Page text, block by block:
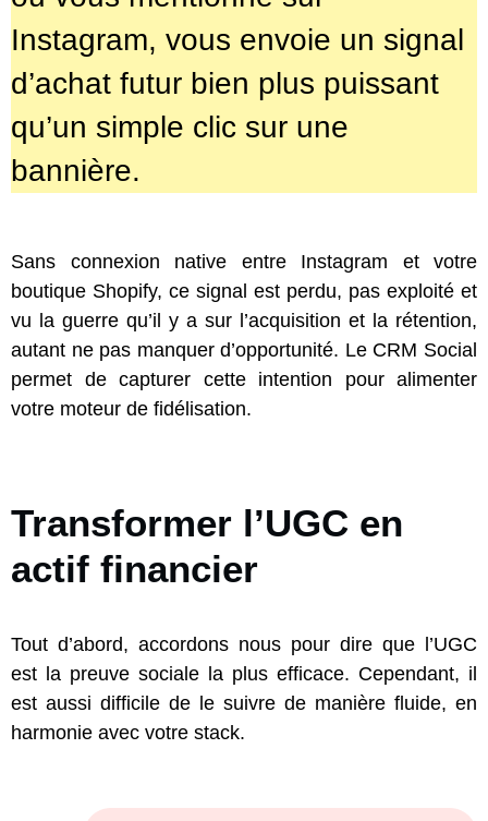
Instagram, vous envoie un signal
d’achat futur bien plus puissant
qu’un simple clic sur une
bannière.
Sans connexion native entre Instagram et votre
boutique Shopify, ce signal est perdu, pas exploité et
vu la guerre qu’il y a sur l’acquisition et la rétention,
autant ne pas manquer d’opportunité. Le CRM Social
permet de capturer cette intention pour alimenter
votre moteur de fidélisation.
Transformer l’UGC en
actif financier
Tout d’abord, accordons nous pour dire que l’UGC
est la preuve sociale la plus efficace. Cependant, il
est aussi difficile de le suivre de manière fluide, en
harmonie avec votre stack.